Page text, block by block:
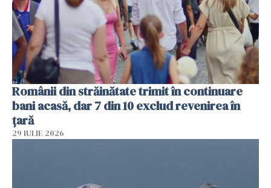
Românii din străinătate trimit în continuare
bani acasă, dar 7 din 10 exclud revenirea în
țară
29 IULIE 2026